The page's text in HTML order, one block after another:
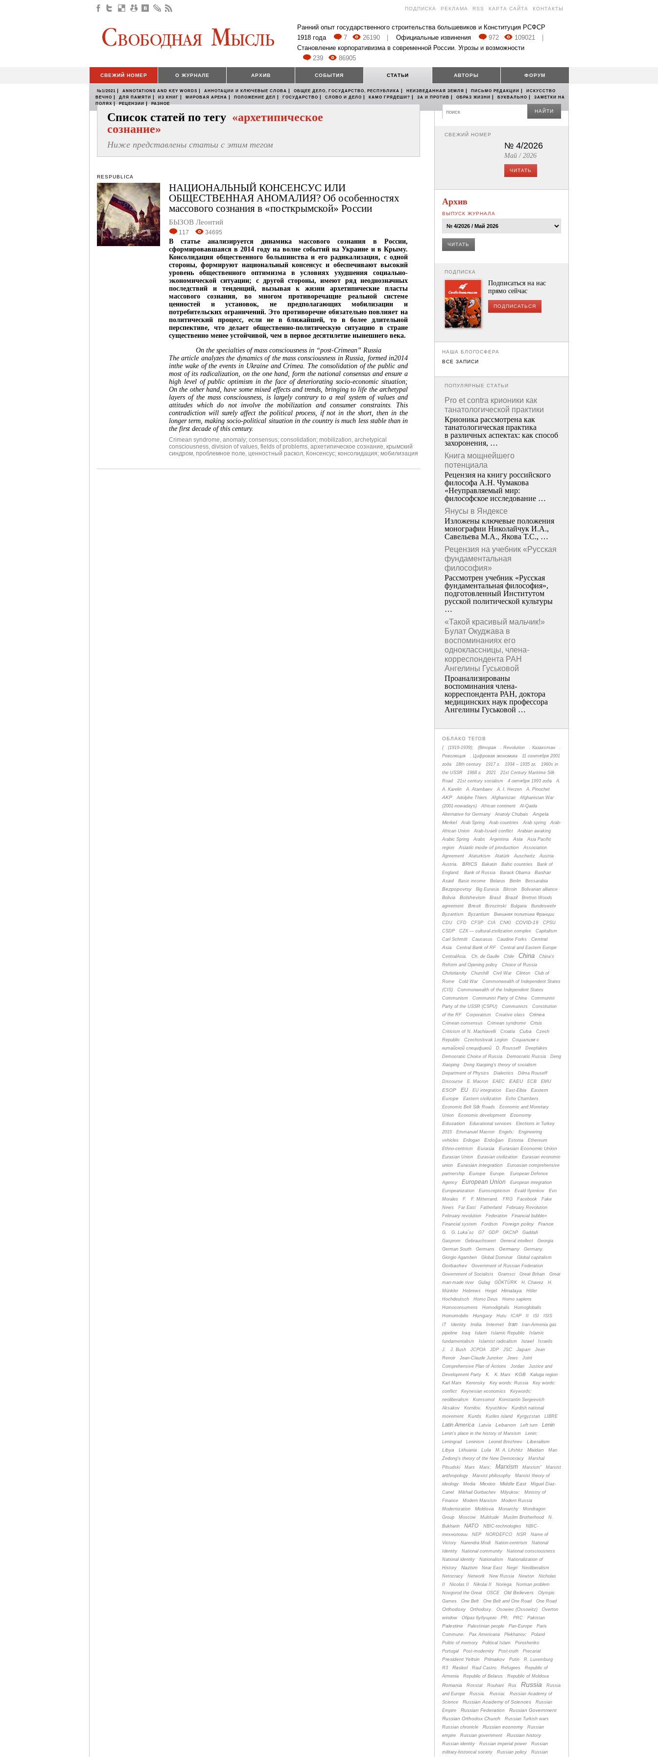
ПОДПИСКА РЕКЛАМА RSS КАРТА САЙТА КОНТАКТЫ
Ранний опыт государственного строительства большевиков и Конституция РСФСР
1918 года
7 26190 Официальные извинения 972 109021
Становление корпоративизма в современной России. Угрозы и возможности
239
86905
СВЕЖИЙ НОМЕР О ЖУРНАЛЕ АРХИВ СОБЫТИЯ СТАТЬИ АВТОРЫ ФОРУМ
№1/2021 | ANNOTATIONS AND KEY WORDS | АННОТАЦИИ И КЛЮЧЕВЫЕ СЛОВА | ОБЩЕЕ ДЕЛО, ГОСУДАРСТВО, РЕСПУБЛИКА | НЕИЗВЕДАННАЯ ЗЕМЛЯ | ПИСЬМО РЕДАКЦИИ |
ИСКУССТВО
ВЕЧНО | ДЛЯ ПАМЯТИ | ИЗ КНИГ | МИРОВАЯ АРЕНА | ПОЛОЖЕНИЕ ДЕЛ | ГОСУДАРСТВО | СЛОВО И ДЕЛО | КАМО ГРЯДЕШИ? | ЗА И ПРОТИВ | ОБРАЗ ЖИЗНИ | БУКВАЛЬНО |
ЗАМЕТКИ НА
ПОЛЯХ | РЕЦЕНЗИИ | РАЗНОЕ
Список статей по тегу «архетипическое
сознание»
Ниже представлены статьи с этим тегом
RESPUBLICA
НАЦИОНАЛЬНЫЙ КОНСЕНСУС ИЛИ
ОБЩЕСТВЕННАЯ АНОМАЛИЯ? Об особенностях
массового сознания в «посткрымской» России
БЫЗОВ Леонтий
117 34695
В статье анализируется динамика массового сознания в России,
сформировавшаяся в 2014 году на волне событий на Украине и в Крыму.
Консолидация общественного большинства и его радикализация, с одной
стороны, формируют национальный консенсус и обеспечивают высокий
уровень общественного оптимизма в условиях ухудшения социально-
экономической ситуации; с другой стороны, имеют ряд неоднозначных
последствий и тенденций, вызывая к жизни архетипические пласты
массового сознания, во многом противоречащие реальной системе
ценностей и установок, не предполагающих мобилизации и
потребительских ограничений. Это противоречие обязательно повлияет на
политический процесс, если не в ближайшей, то в более длительной
перспективе, что делает общественно-политическую ситуацию в стране
существенно менее устойчивой, чем в первое десятилетие нынешнего века.
On the specialties of mass consciousness in “post-Crimean” Russia
The article analyzes the dynamics of the mass consciousness in Russia, formed in2014
inthe wake of the events in Ukraine and Crimea. The consolidation of the public and
most of its radicalization, on the one hand, form the national consensus and ensure a
high level of public optimism in the face of deteriorating socio-economic situation;
On the other hand, have some mixed effects and trends, bringing to life the archetypal
layers of the mass consciousness, is largely contrary to a real system of values and
attitudes which do not involve the mobilization and consumer constraints. This
contradiction will surely affect the political process, if not in the short, then in the
longer term, making socio-political situation in the country is much less stable than in
the first decade of this century.
Crimean syndrome, anomaly; consensus; consolidation; mobilization, archetypical
consciousness, division of values, fields of problems, архетипическое сознание, крымский
синдром, проблемное поле, ценностный раскол, Консенсус; консолидация; мобилизация
НАЙТИ
СВЕЖИЙ НОМЕР
№ 4/2026
Май / 2026
ЧИТАТЬ
Архив
ВЫПУСК ЖУРНАЛА
ЧИТАТЬ
ПОДПИСКА
Подписаться на нас
прямо сейчас
ПОДПИСАТЬСЯ
НАША БЛОГОСФЕРА
ВСЕ ЗАПИСИ
ПОПУЛЯРНЫЕ СТАТЬИ
Pro et contra крионики как
танатологической практики
Крионика рассмотрена как
танатологическая практика
в различных аспектах: как способ
захоронения, …
Книга мощнейшего
потенциала
Рецензия на книгу российского
философа А.Н. Чумакова
«Неуправляемый мир:
философское исследование …
Янусы в Яндексе
Изложены ключевые положения
монографии Николайчук И.А.,
Савельева М.А., Якова Т.С., …
Рецензия на учебник «Русская
фундаментальная
философия»
Рассмотрен учебник «Русская
фундаментальная философия»,
подготовленный Институтом
русской политической культуры
…
«Такой красивый мальчик!»
Булат Окуджава в
воспоминаниях его
одноклассницы, члена-
корреспондента РАН
Ангелины Гуськовой
Проанализированы
воспоминания члена­
корреспондента РАН, доктора
медицинских наук профессора
Ангелины Гуськовой …
ОБЛАКО ТЕГОВ
( (1919-1939); (Вторая . Revolution . Казахстан
.
Революция
. Цифровая экономика
11 сентября 2001
года
18th century 1917 г. 1934 – 1935 гг.
1960s in
the USSR
1968 г. 2021
21st Century Maritime Silk
Road
21st century socialism 4 октября 1993 года
A.
A. Karelin
A. Atambaev A. I. Herzen A. Pinochet
AKP Adolphe Thiers Afghanistan
Afghanistan War
(2001-nowadays)
African continent
Al-Qaida
Alternative for Germany
Anatoly Chubais
Angela
Merkel
Arab Spring Arab countries Arab spring
Arab-
African Union
Arab-Israeli conflict
Arabian awaking
Arabic Spring
Arabs Argentina Asia
Asia Pacific
region
Asiatic mode of production
Association
Agreement
Ataturkism Atatürk Auschwitz
Austria
Austria.
BRICS Bakatin Baltic countries
Bank of
England.
Bank of Russia Barack Obama
Bashar
Asad
Basic income Belarus Berlin Bessarabia
Bezpopovtsy Big Eurasia Bitcoin
Bolivarian alliance
Bolivia
Bolshevism Brasil Brazil
Bretton Woods
agreement
Brexit Brzezinski Bulgaria
Bundeswehr
Byzantism
Byzantium
Bнешняя политика Франции
CDU
CFD CFSP CIA CNKI COVID-19
CPSU
CSDP
CZК — cultural-zivilization complex
Capitalism
Carl Schmitt
Caucasus Caudine Forks
Central
Asia
Central Bank of RF
Central and Eastern Europe
CentralAsia.
Ch. de Gaulle Chile China
China's
Reform and Opening policy
Choice of Russia
Christianity Churchill Civil War Clinton
Club of
Rome
Cold War
Commonwealth of Independent States
(CIS)
Commonwealth of the Independent States
Communism
Communist Party of China
Communist
Party of the USSR (CSPU)
Communists
Constitution
of the RF
Corporatism Creative class Crimea
Crimean consensus Crimean syndrome Crisis
Criticism of N. Machiavelli Croatia Cuba
Czech
Republic
Czechoslovak Legion
Cоциализм с
китайской спецификой
D. Rousseff
Deepfakes
Democratic Choice of Russia
Democratic Russia
Deng
Xiaoping
Deng Xiaoping's theory of socialism
Department of Physics
Dialectics
Dilma Rouseff
Discourse
E. Macron EAEC EAEU ECB EMU
ESOP EU EU integration East-Elbia
Eastern
Europe
Eastern civilization
Echo Chambers
Economic Belt Silk Roads
Economic and Monetary
Union
Economic development
Economy
Education
Educational services
Elections in Turkey
2015
Emmanuel Macron Engels;
Engineering
vehicles
Erdogan Erdoğan Estonia
Ethereum
Ethno-centrism
Eurasia Eurasian Economic Union
Eurasian Union Eurasian civilization
Eurasian economic
union
Eurasian integration
Euroasian comprehensive
partnership
Europe Europe.
European Defence
Agency
European Union
European integration
Europeanization
Euroscepticism Evald Ilyenkov
Evo
Morales
F. F. Mitterrand. FRG Facebook
Fake
News
Far East Fatherland
February Revolution
February revolution
Federation
Financial bubble»
Financial system
Fordism Foreign policy France
G. G. Luka´sc G7 GDP GKChP
Gaddafi
Gasprom
Gebrauchswert General intellect
Georgia
German South
Germans Germany
Germany.
Giorgio Agamben
Global Dominat Global capitalism
Gorbachev
Government of Russian Federation
Government of Socialists
Gramsci Great Britain
Great
man-made river
Gulag GÖKTÜRK H. Chavez
H.
Münkler
Hebrews Hegel Himalaya
Hitler
Hochdeutsch
Homo Deus
Homo sapiens
Homoconsumens
Homodigitalis
Homoglobalis
Homomobilis
Hungary Hutu ICAP II ISI
ISIS
IT
Identity India Internet Iran
Iran-Armenia gas
pipeline
Iraq Islam Islamic Republic
Islamic
fundamentalism
Islamist radicalism Israel
Israelis
J.
J. Bush JCPOA JDP JSC Japan
Jean
Renoir
Jean-Claude Juncker Jews
Joint
Comprehensive Plan of Actions
Jordan
Justice and
Development Party
K. K. Marx KGB
Kaluga region
Karl Marx
Kerensky Key words: Russia
Key words:
conflict
Keynesian economics
Keywords:
neoliberalism
Komsomol
Konstantin Sergeevich
Aksakov
Kornilov. Kryuchkov
Kurdish national
movement
Kurds Kuriles island Kyrgyzstan LIBRE
Latin America Latvia Lebanon Left turn Lenin
Lenin's place in the history of Marxism
Lenin;
Leningrad
Leninism Leonid Brezhnev
Liberalism
Libya
Lithuania Lula M. A. Lifshitz Maidan
Mao
Zedong's theory of the New Democracy
Marshal
Pilsudski
Marx Marx; Marxism Marxism”
Marxist
anthropology
Marxist philosophy
Marxist theory of
ideology
Media Mexico Middle East
Miguel Diaz-
Canel
Mikhail Gorbachev Milyukov;
Ministry of
Finance
Modern Marxism
Modern Russia
Modernization
Moldova Monarchy
Mondragon
Group
Moscow Multitude Muslim Brotherhood
N.
Bukharin
NATO NBIC-technologies
NBIC-
технологии
NEP NORDEFCO NSR
Name of
Victory
Narendra Modi Nation-centrism
National
Identity
National community
National consciousness
National identity
Nationalism
Nationalization of
History
Nazism Near East Negri
Neoliberalism
Netocracy
Network New Russia Newton
Nicholas
II
Nicolas II Nikolai II Noriega
Norman problem
Novgorod the Great
OSCE Old Believers
Olympic
Games
One Belt One Belt and One Road One Road
Orthodoxy Orthodoxy. Osowiec (Ossowitz)
Overton
window
Oбраз будущего PR; PRC Pakistan
Palestine Palestinian people Pan-Europe
Paris
Commune.
Pax Americana Plekhanov;
Poland
Politic of memory
Political Islam
Poroshenko
Portugal
Post-modernity Post-truth Precariat
President Yeltsin Primakov Putin
R. Luxemburg
R3
Raskol Raul Castro Refugees
Republic of
Armenia
Republic of Belarus Republic of Moldova
Romania Rosstat Rouhani Rus Russia
Russia
and Europe
Russia. Russia;
Russian Academy of
Science
Russian Academy of Sciences
Russian
Empire
Russian Federation
Russian Government
Russian Orthodox Church
Russian Turkish wars
Russian chronicle
Russian economy
Russian
empire
Russian government Russian history
Russian identity Russian imperial power
Russian
military-historical society
Russian policy Russian